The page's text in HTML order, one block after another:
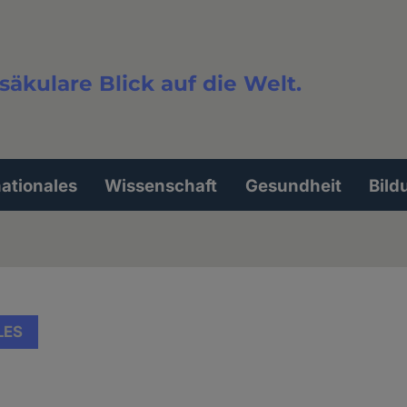
Blick auf die Welt.
Wissenschaft Gesundheit